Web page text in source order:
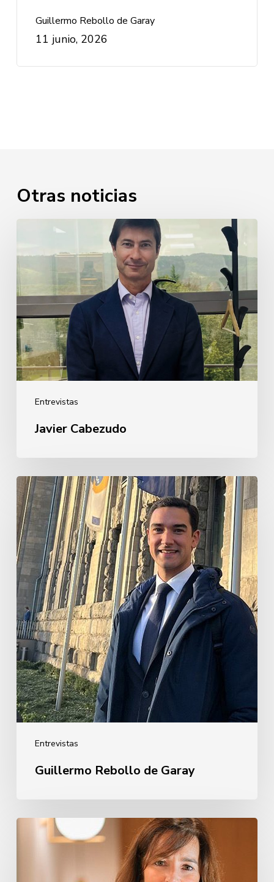
Guillermo Rebollo de Garay
11 junio, 2026
Otras noticias
Entrevistas
Javier Cabezudo
Entrevistas
Guillermo
Rebollo
de
Garay
Guillermo Rebollo de Garay
Oihane
Eguiguren